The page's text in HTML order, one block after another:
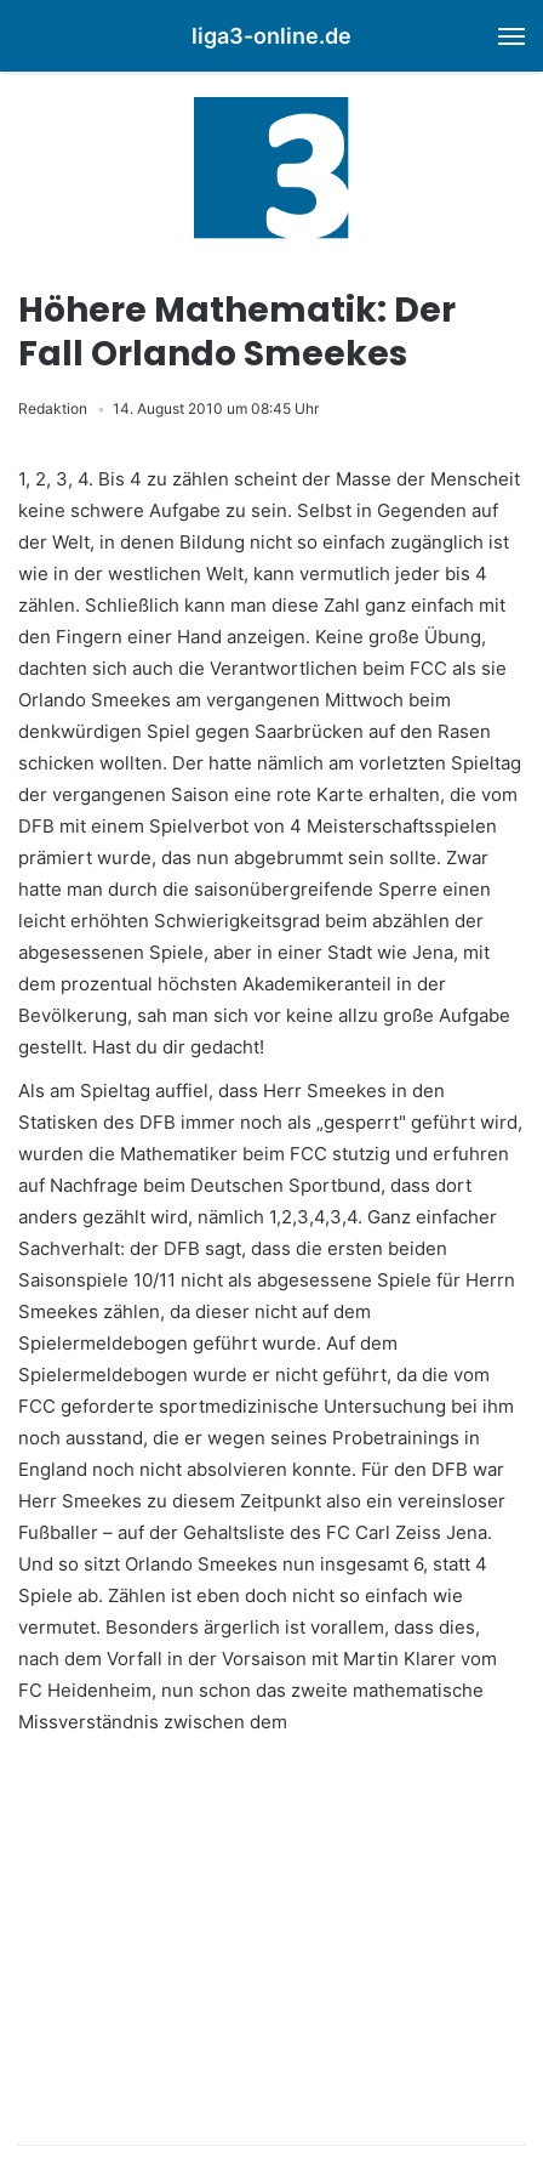
liga3-online.de
Höhere Mathematik: Der
Fall Orlando Smeekes
Redaktion 14. August 2010 um 08:45 Uhr
1, 2, 3, 4. Bis 4 zu zählen scheint der Masse der Menscheit
keine schwere Aufgabe zu sein. Selbst in Gegenden auf
der Welt, in denen Bildung nicht so einfach zugänglich ist
wie in der westlichen Welt, kann vermutlich jeder bis 4
zählen. Schließlich kann man diese Zahl ganz einfach mit
den Fingern einer Hand anzeigen. Keine große Übung,
dachten sich auch die Verantwortlichen beim FCC als sie
Orlando Smeekes am vergangenen Mittwoch beim
denkwürdigen Spiel gegen Saarbrücken auf den Rasen
schicken wollten. Der hatte nämlich am vorletzten Spieltag
der vergangenen Saison eine rote Karte erhalten, die vom
DFB mit einem Spielverbot von 4 Meisterschaftsspielen
prämiert wurde, das nun abgebrummt sein sollte. Zwar
hatte man durch die saisonübergreifende Sperre einen
leicht erhöhten Schwierigkeitsgrad beim abzählen der
abgesessenen Spiele, aber in einer Stadt wie Jena, mit
dem prozentual höchsten Akademikeranteil in der
Bevölkerung, sah man sich vor keine allzu große Aufgabe
gestellt. Hast du dir gedacht!
Als am Spieltag auffiel, dass Herr Smeekes in den
Statisken des DFB immer noch als „gesperrt" geführt wird,
wurden die Mathematiker beim FCC stutzig und erfuhren
auf Nachfrage beim Deutschen Sportbund, dass dort
anders gezählt wird, nämlich 1,2,3,4,3,4. Ganz einfacher
Sachverhalt: der DFB sagt, dass die ersten beiden
Saisonspiele 10/11 nicht als abgesessene Spiele für Herrn
Smeekes zählen, da dieser nicht auf dem
Spielermeldebogen geführt wurde. Auf dem
Spielermeldebogen wurde er nicht geführt, da die vom
FCC geforderte sportmedizinische Untersuchung bei ihm
noch ausstand, die er wegen seines Probetrainings in
England noch nicht absolvieren konnte. Für den DFB war
Herr Smeekes zu diesem Zeitpunkt also ein vereinsloser
Fußballer – auf der Gehaltsliste des FC Carl Zeiss Jena.
Und so sitzt Orlando Smeekes nun insgesamt 6, statt 4
Spiele ab. Zählen ist eben doch nicht so einfach wie
vermutet. Besonders ärgerlich ist vorallem, dass dies,
nach dem Vorfall in der Vorsaison mit Martin Klarer vom
FC Heidenheim, nun schon das zweite mathematische
Missverständnis zwischen dem